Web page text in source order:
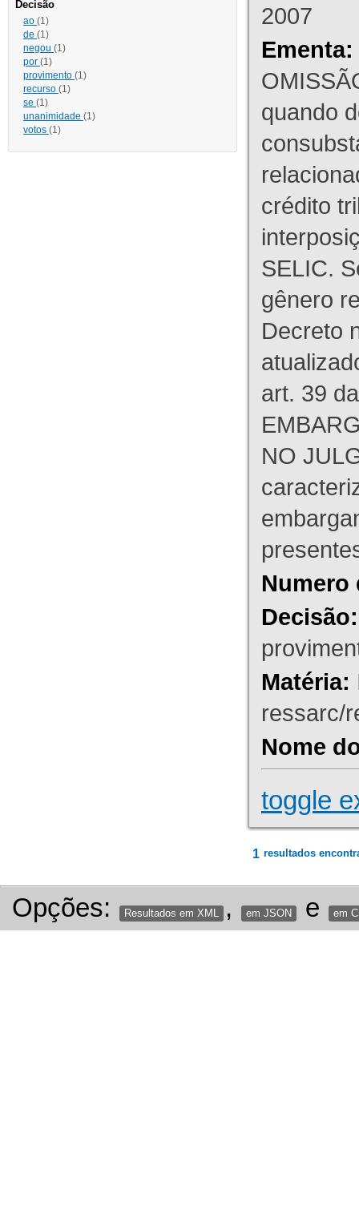
Decisão
ao (1)
de (1)
negou (1)
por (1)
provimento (1)
recurso (1)
se (1)
unanimidade (1)
votos (1)
2007
Ementa:
quando
crédito
SELIC.
gênero
Decreto
art. 39
NO
Numero
Decisão:
Matéria:
ressarc/
Nome
toggle
1 resultados
Opções: Resultados em XML , em JSON e em